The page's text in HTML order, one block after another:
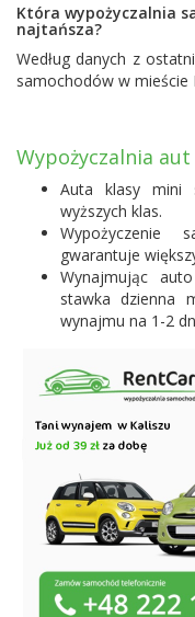
Która wypożyczalnia
najtańsza?
Według danych z
samochodów w mieście
Wypożyczalnia
Auta klasy mini
wyższych klas.
Wypożyczenie
gwarantuje
Wynajmując
stawka dzienna
wynajmu na 1-2